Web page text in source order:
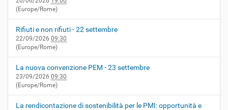
(Europe/Rome)
Rifiuti e non rifiuti - 22 settembre
22/09/2026 09:30
(Europe/Rome)
La nuova convenzione PEM - 23 settembre
23/09/2026 09:30
(Europe/Rome)
La rendicontazione di sostenibilità per le PMI: opportunità e